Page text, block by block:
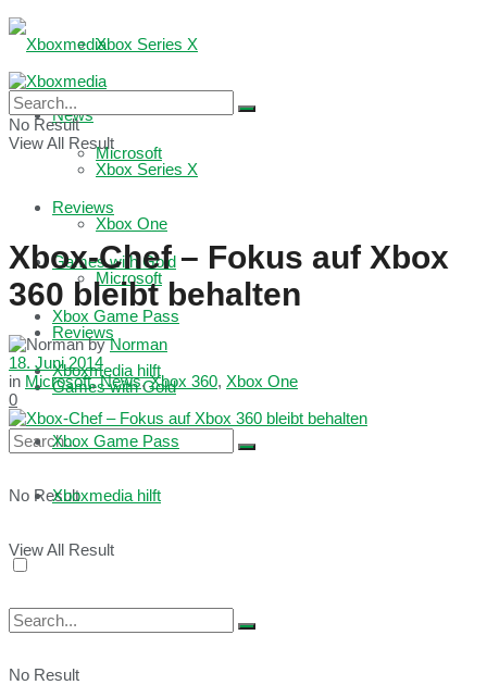
Xbox Series X
Microsoft
Reviews
Games with Gold
Xbox Game Pass
Xboxmedia hilft
No Result
View All Result
News
Xbox Series X
Xbox One
Microsoft
Reviews
Games with Gold
Xbox Game Pass
Xboxmedia hilft
No Result
No Result
View All Result
Xbox-Chef – Fokus auf Xbox
360 bleibt behalten
by Norman
18. Juni 2014
in Microsoft,News,Xbox 360, Xbox One
0